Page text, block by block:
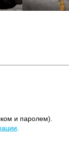
и паролем).